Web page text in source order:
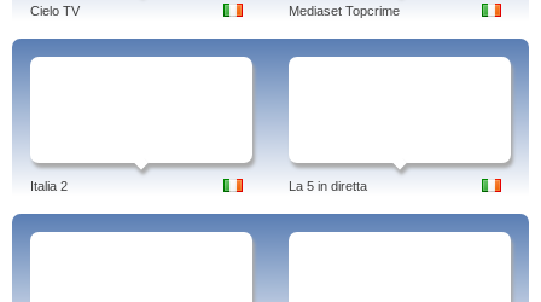
Cielo TV Mediaset Topcrime
Italia 2 La 5 in diretta